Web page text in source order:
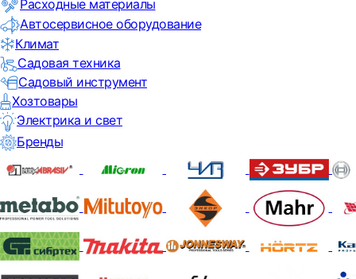
Расходные материалы
Автосервисное оборудование
Климат
Садовая техника
Садовый инструмент
Хозтовары
Электрика и свет
Бренды